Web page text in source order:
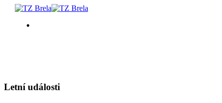
UBYTOVÁNÍ
Letní události